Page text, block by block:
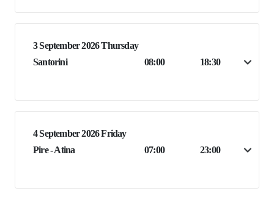
3 September 2026 Thursday
Santorini
08:00 18:30
4 September 2026 Friday
Pire - Atina
07:00 23:00